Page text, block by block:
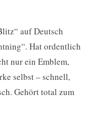
auf Deutsch
Hat ordentlich
nur ein Emblem,
selbst – schnell,
Gehört total zum